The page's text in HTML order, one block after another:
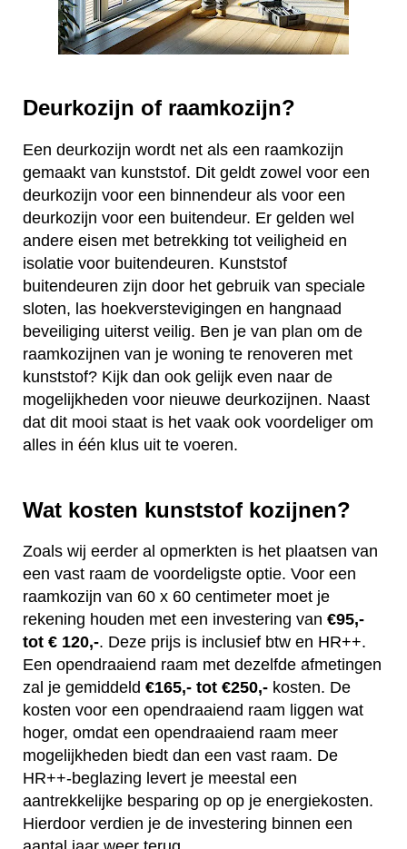
Deurkozijn of raamkozijn?
Een deurkozijn wordt net als een raamkozijn
gemaakt van kunststof. Dit geldt zowel voor een
deurkozijn voor een binnendeur als voor een
deurkozijn voor een buitendeur. Er gelden wel
andere eisen met betrekking tot veiligheid en
isolatie voor buitendeuren. Kunststof
buitendeuren zijn door het gebruik van speciale
sloten, las hoekverstevigingen en hangnaad
beveiliging uiterst veilig. Ben je van plan om de
raamkozijnen van je woning te renoveren met
kunststof? Kijk dan ook gelijk even naar de
mogelijkheden voor nieuwe deurkozijnen. Naast
dat dit mooi staat is het vaak ook voordeliger om
alles in één klus uit te voeren.
Wat kosten kunststof kozijnen?
Zoals wij eerder al opmerkten is het plaatsen van
een vast raam de voordeligste optie. Voor een
raamkozijn van 60 x 60 centimeter moet je
rekening houden met een investering van €95,-
tot € 120,-. Deze prijs is inclusief btw en HR++.
Een opendraaiend raam met dezelfde afmetingen
zal je gemiddeld €165,- tot €250,- kosten. De
kosten voor een opendraaiend raam liggen wat
hoger, omdat een opendraaiend raam meer
mogelijkheden biedt dan een vast raam. De
HR++-beglazing levert je meestal een
aantrekkelijke besparing op op je energiekosten.
Hierdoor verdien je de investering binnen een